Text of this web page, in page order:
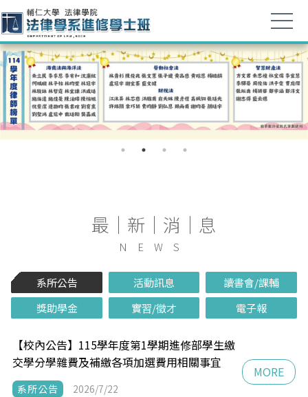
最｜新｜消｜息
NEWS
系所公告 活動訊息
讀書會/課輔
獎助學金
實習/徵才 電子報
【校內公告】115學年度第1學期進修部學生繳
交學分學雜費及補繳各項加選費用相關事宜
系所公告 2026/7/22
MORE